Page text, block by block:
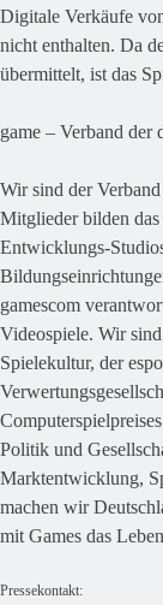
Digitale Verkäufe
nicht enthalten. Da
übermittelt, ist das
game – Verband der
Wir sind der
Mitglieder bilden das
Entwicklungs-
gamescom
Videospiele. Wir
Spielekultur, der
Politik und
Marktentwicklung,
machen wir
mit Games das
Pressekontakt: